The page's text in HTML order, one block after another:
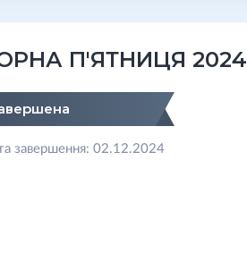
П'ЯТНИЦЯ 2024
завершення: 02.12.2024